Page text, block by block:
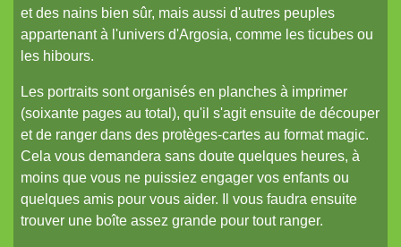
Daitoshi Underground Yäger (manga violent)
Un écran pour Coeurs Vaillants // IPP (Intrépides)
Un reflet de lotus polychrome
Le Grand Imagier, partie un
Le Grand Imagier, partie trois
Le Grand Imagier, partie quatre
et des nains bien sûr, mais aussi d'autres peuples
appartenant à l'univers d'Argosia, comme les ticubes ou
les hibours.
Les portraits sont organisés en planches à imprimer
(soixante pages au total), qu'il s'agit ensuite de découper
et de ranger dans des protèges-cartes au format magic.
Cela vous demandera sans doute quelques heures, à
moins que vous ne puissiez engager vos enfants ou
quelques amis pour vous aider. Il vous faudra ensuite
trouver une boîte assez grande pour tout ranger.